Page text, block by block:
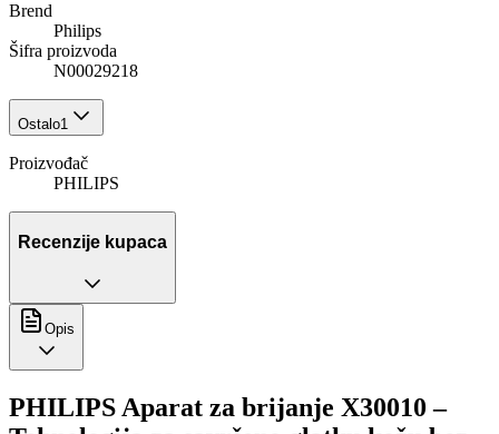
Brend
Philips
Šifra proizvoda
N00029218
Ostalo1
Proizvođač
PHILIPS
Recenzije kupaca
Opis
PHILIPS Aparat za brijanje X30010 –